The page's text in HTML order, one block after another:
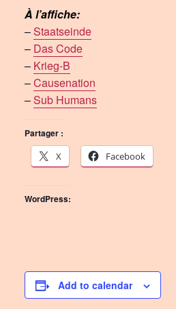
À l’affiche:
–Staatseinde
– Das Code
– Krieg-B
–Causenation
–Sub Humans
Partager :
X
Facebook
WordPress:
Add to calendar